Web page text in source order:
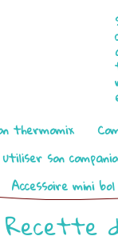
thermomix
son
Accessoire mini bol
Recette